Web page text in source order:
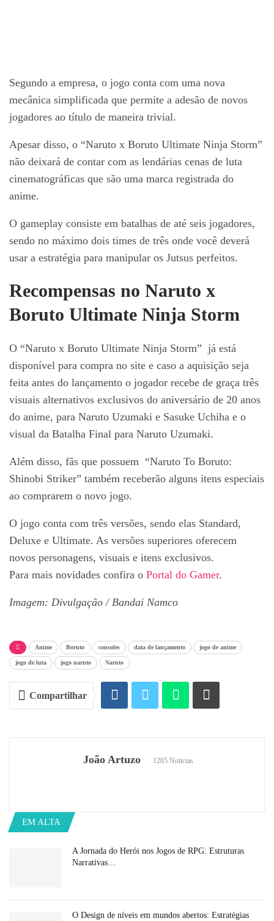
Segundo a empresa, o jogo conta com uma nova
mecânica simplificada que permite a adesão de novos
jogadores ao título de maneira trivial.
Apesar disso, o “Naruto x Boruto Ultimate Ninja Storm”
não deixará de contar com as lendárias cenas de luta
cinematográficas que são uma marca registrada do
anime.
O gameplay consiste em batalhas de até seis jogadores,
sendo no máximo dois times de três onde você deverá
usar a estratégia para manipular os Jutsus perfeitos.
Recompensas no Naruto x
Boruto Ultimate Ninja Storm
O “Naruto x Boruto Ultimate Ninja Storm” já está
disponível para compra no site e caso a aquisição seja
feita antes do lançamento o jogador recebe de graça três
visuais alternativos exclusivos do aniversário de 20 anos
do anime, para Naruto Uzumaki e Sasuke Uchiha e o
visual da Batalha Final para Naruto Uzumaki.
Além disso, fãs que possuem “Naruto To Boruto:
Shinobi Striker” também receberão alguns itens especiais
ao comprarem o novo jogo.
O jogo conta com três versões, sendo elas Standard,
Deluxe e Ultimate. As versões superiores oferecem
novos personagens, visuais e itens exclusivos.
Para mais novidades confira o Portal do Gamer.
Imagem: Divulgação / Bandai Namco
Anime Boruto consoles data de lançamento jogo de anime
jogo de luta jogo naruto Naruto
Compartilhar
João Artuzo 1205 Noticias
EM ALTA
A Jornada do Herói nos Jogos de RPG: Estruturas
Narrativas…
O Design de níveis em mundos abertos: Estratégias